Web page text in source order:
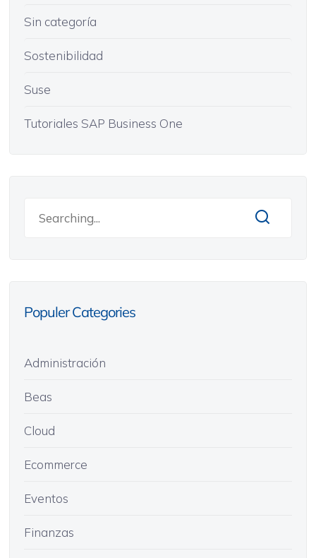
Sin categoría
Sostenibilidad
Suse
Tutoriales SAP Business One
Populer Categories
Administración
Beas
Cloud
Ecommerce
Eventos
Finanzas